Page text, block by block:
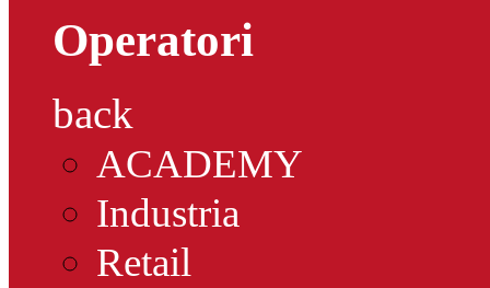
Operatori
back
ACADEMY
Industria
Retail